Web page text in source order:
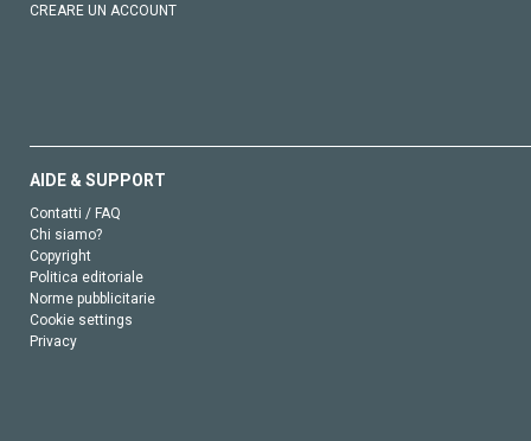
CREARE UN ACCOUNT
AIDE & SUPPORT
Contatti / FAQ
Chi siamo?
Copyright
Politica editoriale
Norme pubblicitarie
Cookie settings
Privacy